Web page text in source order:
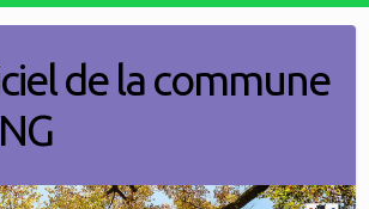
de la commune